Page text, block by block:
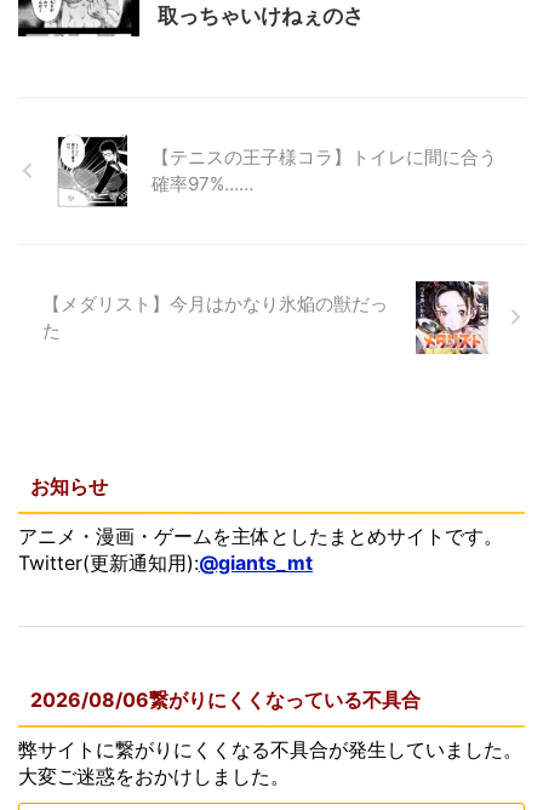
取っちゃいけねぇのさ
【テニスの王子様コラ】トイレに間に合う
確率97%……
【メダリスト】今月はかなり氷焔の獣だっ
た
お知らせ
アニメ・漫画・ゲームを主体としたまとめサイトです。
Twitter(更新通知用):@giants_mt
2026/08/06繋がりにくくなっている不具合
弊サイトに繋がりにくくなる不具合が発生していました。
大変ご迷惑をおかけしました。